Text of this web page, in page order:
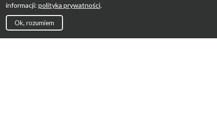
informacji: polityka prywatności.
Ok, rozumiem